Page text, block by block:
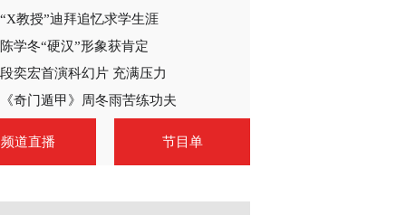
“X教授”迪拜追忆求学生涯
陈学冬“硬汉”形象获肯定
段奕宏首演科幻片 充满压力
《奇门遁甲》周冬雨苦练功夫
频道直播 节目单